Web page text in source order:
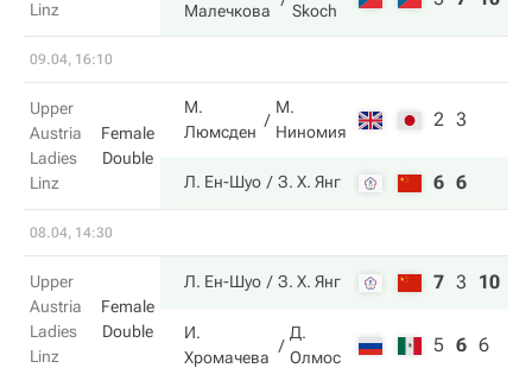
Linz
Малечкова
Skoch
09.04, 16:10
Upper
Austria
Ladies
Linz
Female
Double
М.
Люмсден
М.
Ниномия
2 3
Л. Ен-Шуо З. Х. Янг 6 6
08.04, 14:30
Upper
Austria
Ladies
Linz
Female
Double
Л. Ен-Шуо З. Х. Янг 7 3 10
И.
Хромачева
Д.
Олмос
5 6 6